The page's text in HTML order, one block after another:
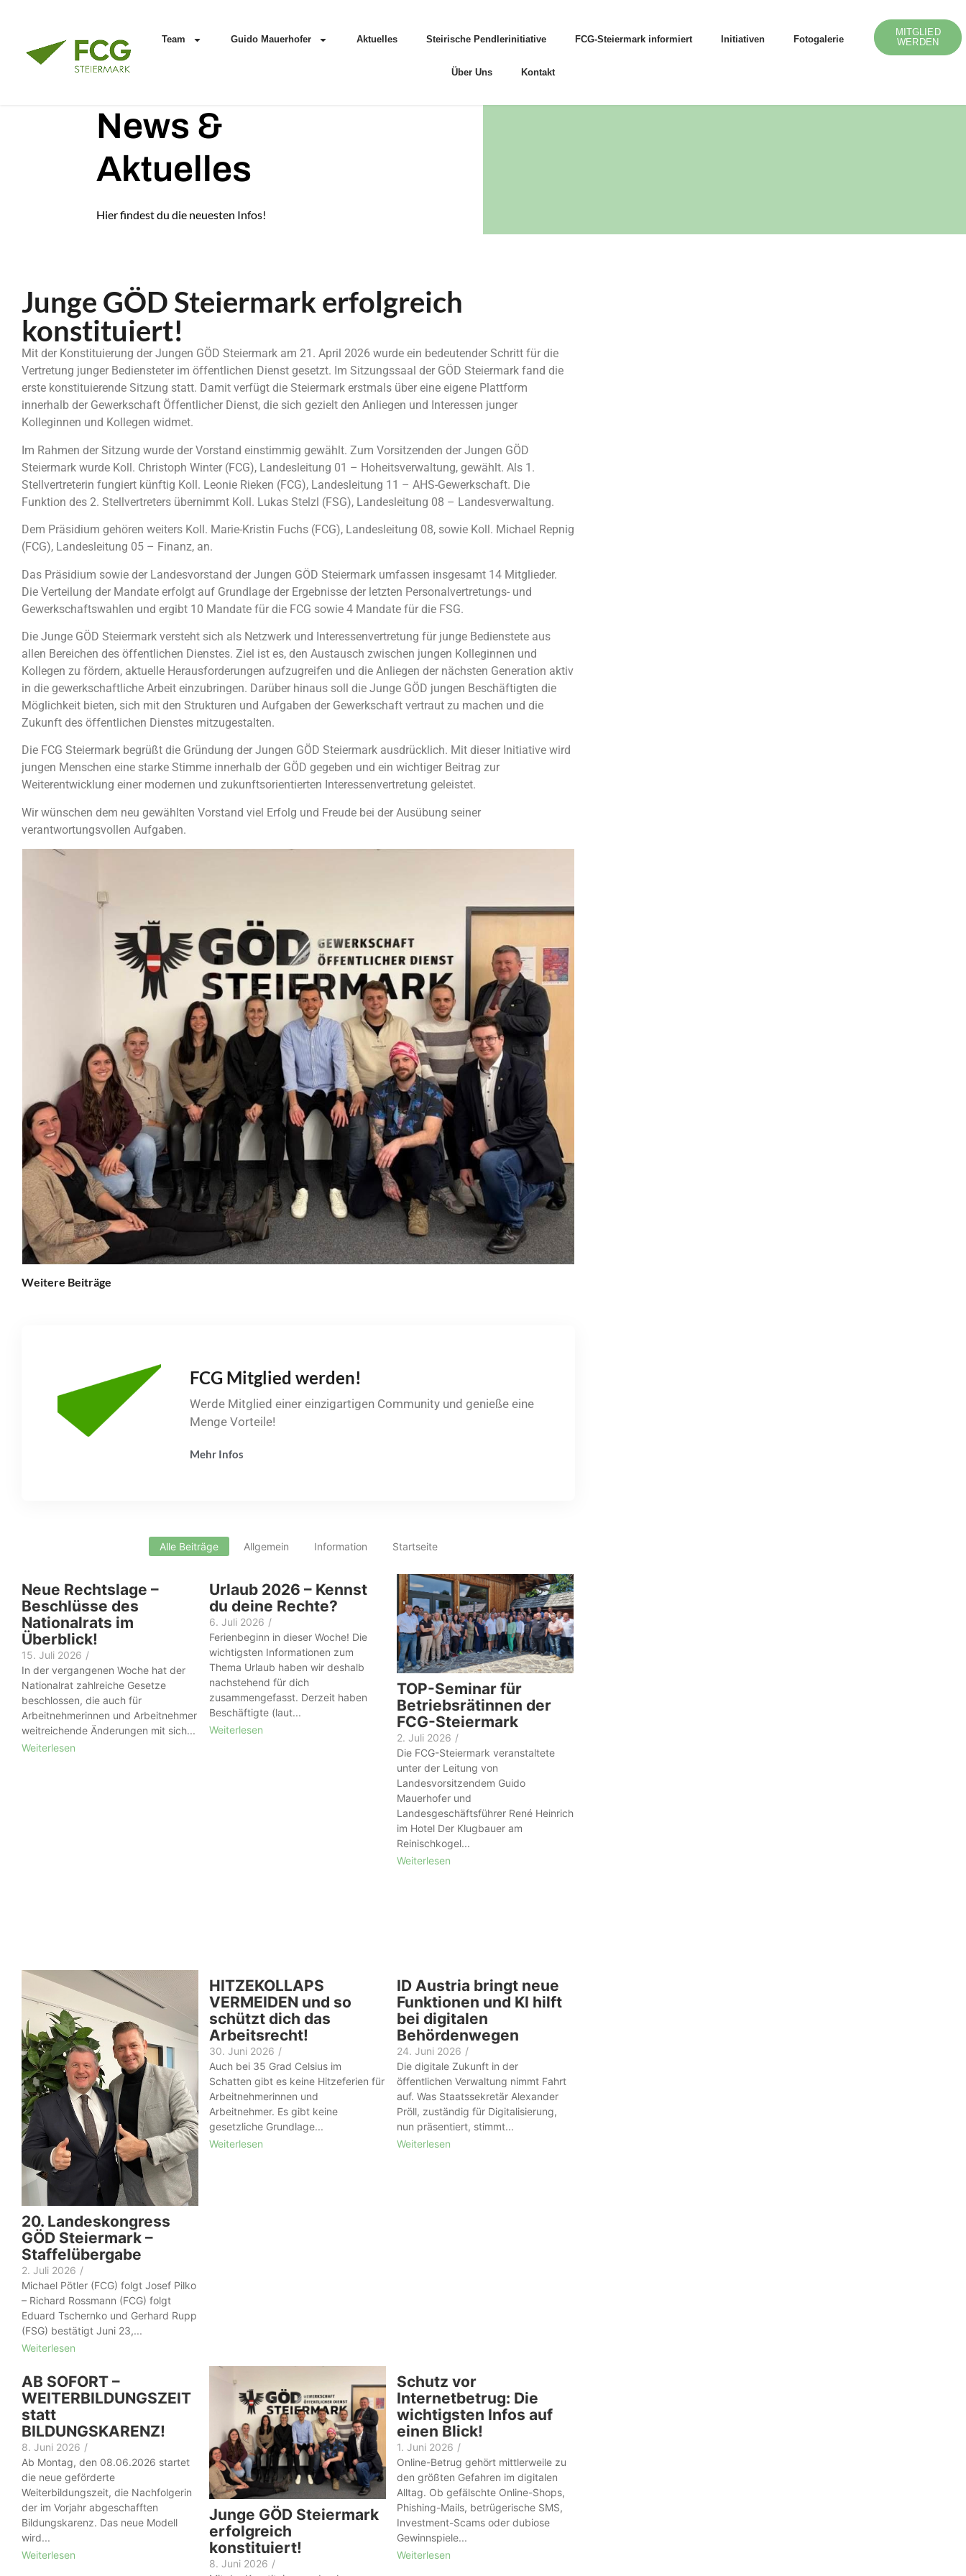
Team Guido Mauerhofer Aktuelles Steirische Pendlerinitiative FCG-Steiermark informiert Initiativen Fotogalerie
Über Uns Kontakt
MITGLIED
WERDEN
News &
Aktuelles
Hier findest du die neuesten Infos!
Junge GÖD Steiermark erfolgreich
konstituiert!
Mit der Konstituierung der Jungen GÖD Steiermark am 21. April 2026 wurde ein bedeutender Schritt für die
Vertretung junger Bediensteter im öffentlichen Dienst gesetzt. Im Sitzungssaal der GÖD Steiermark fand die
erste konstituierende Sitzung statt. Damit verfügt die Steiermark erstmals über eine eigene Plattform
innerhalb der Gewerkschaft Öffentlicher Dienst, die sich gezielt den Anliegen und Interessen junger
Kolleginnen und Kollegen widmet.
Im Rahmen der Sitzung wurde der Vorstand einstimmig gewählt. Zum Vorsitzenden der Jungen GÖD
Steiermark wurde Koll. Christoph Winter (FCG), Landesleitung 01 – Hoheitsverwaltung, gewählt. Als 1.
Stellvertreterin fungiert künftig Koll. Leonie Rieken (FCG), Landesleitung 11 – AHS-Gewerkschaft. Die
Funktion des 2. Stellvertreters übernimmt Koll. Lukas Stelzl (FSG), Landesleitung 08 – Landesverwaltung.
Dem Präsidium gehören weiters Koll. Marie-Kristin Fuchs (FCG), Landesleitung 08, sowie Koll. Michael Repnig
(FCG), Landesleitung 05 – Finanz, an.
Das Präsidium sowie der Landesvorstand der Jungen GÖD Steiermark umfassen insgesamt 14 Mitglieder.
Die Verteilung der Mandate erfolgt auf Grundlage der Ergebnisse der letzten Personalvertretungs- und
Gewerkschaftswahlen und ergibt 10 Mandate für die FCG sowie 4 Mandate für die FSG.
Die Junge GÖD Steiermark versteht sich als Netzwerk und Interessenvertretung für junge Bedienstete aus
allen Bereichen des öffentlichen Dienstes. Ziel ist es, den Austausch zwischen jungen Kolleginnen und
Kollegen zu fördern, aktuelle Herausforderungen aufzugreifen und die Anliegen der nächsten Generation aktiv
in die gewerkschaftliche Arbeit einzubringen. Darüber hinaus soll die Junge GÖD jungen Beschäftigten die
Möglichkeit bieten, sich mit den Strukturen und Aufgaben der Gewerkschaft vertraut zu machen und die
Zukunft des öffentlichen Dienstes mitzugestalten.
Die FCG Steiermark begrüßt die Gründung der Jungen GÖD Steiermark ausdrücklich. Mit dieser Initiative wird
jungen Menschen eine starke Stimme innerhalb der GÖD gegeben und ein wichtiger Beitrag zur
Weiterentwicklung einer modernen und zukunftsorientierten Interessenvertretung geleistet.
Wir wünschen dem neu gewählten Vorstand viel Erfolg und Freude bei der Ausübung seiner
verantwortungsvollen Aufgaben.
Weitere Beiträge
FCG Mitglied werden!
Werde Mitglied einer einzigartigen Community und genieße eine
Menge Vorteile!
Mehr Infos
Alle Beiträge Allgemein Information Startseite
Neue Rechtslage –
Beschlüsse des
Nationalrats im
Überblick!
15. Juli 2026 /
In der vergangenen Woche hat der
Nationalrat zahlreiche Gesetze
beschlossen, die auch für
Arbeitnehmerinnen und Arbeitnehmer
weitreichende Änderungen mit sich...
Weiterlesen
Urlaub 2026 – Kennst
du deine Rechte?
6. Juli 2026 /
Ferienbeginn in dieser Woche! Die
wichtigsten Informationen zum
Thema Urlaub haben wir deshalb
nachstehend für dich
zusammengefasst. Derzeit haben
Beschäftigte (laut...
Weiterlesen
TOP-Seminar für
Betriebsrätinnen der
FCG-Steiermark
2. Juli 2026 /
Die FCG-Steiermark veranstaltete
unter der Leitung von
Landesvorsitzendem Guido
Mauerhofer und
Landesgeschäftsführer René Heinrich
im Hotel Der Klugbauer am
Reinischkogel...
Weiterlesen
20. Landeskongress
GÖD Steiermark –
Staffelübergabe
2. Juli 2026 /
Michael Pötler (FCG) folgt Josef Pilko
– Richard Rossmann (FCG) folgt
Eduard Tschernko und Gerhard Rupp
(FSG) bestätigt Juni 23,...
Weiterlesen
HITZEKOLLAPS
VERMEIDEN und so
schützt dich das
Arbeitsrecht!
30. Juni 2026 /
Auch bei 35 Grad Celsius im
Schatten gibt es keine Hitzeferien für
Arbeit­nehmer­innen und
Arbeitnehmer. Es gibt keine
gesetzliche Grundlage...
Weiterlesen
ID Austria bringt neue
Funktionen und KI hilft
bei digitalen
Behördenwegen
24. Juni 2026 /
Die digitale Zukunft in der
öffentlichen Verwaltung nimmt Fahrt
auf. Was Staatssekretär Alexander
Pröll, zuständig für Digitalisierung,
nun präsentiert, stimmt...
Weiterlesen
AB SOFORT –
WEITERBILDUNGSZEIT
statt
BILDUNGSKARENZ!
8. Juni 2026 /
Ab Montag, den 08.06.2026 startet
die neue geförderte
Weiterbildungszeit, die Nachfolgerin
der im Vorjahr abgeschafften
Bildungskarenz. Das neue Modell
wird...
Weiterlesen
Junge GÖD Steiermark
erfolgreich
konstituiert!
8. Juni 2026 /
Schutz vor
Internetbetrug: Die
wichtigsten Infos auf
einen Blick!
1. Juni 2026 /
Online-Betrug gehört mittlerweile zu
den größten Gefahren im digitalen
Alltag. Ob gefälschte Online-Shops,
Phishing-Mails, betrügerische SMS,
Investment-Scams oder dubiose
Gewinnspiele...
Weiterlesen